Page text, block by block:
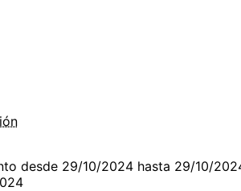
desde 29/10/2024 hasta 29/10/